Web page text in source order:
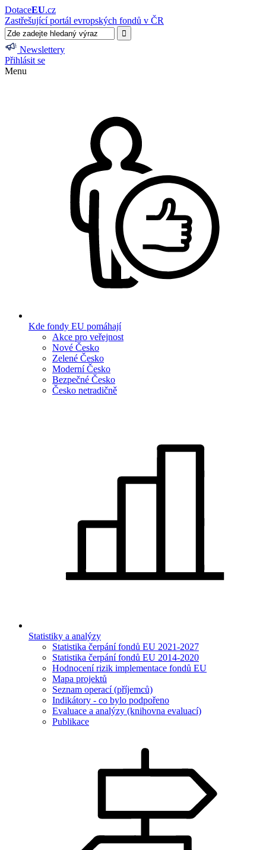
DotaceEU.cz
Zastřešující portál evropských fondů v ČR
Newslettery
Přihlásit se
Menu
Kde fondy EU pomáhají
Akce pro veřejnost
Nové Česko
Zelené Česko
Moderní Česko
Bezpečné Česko
Česko netradičně
Statistiky a analýzy
Statistika čerpání fondů EU 2021-2027
Statistika čerpání fondů EU 2014-2020
Hodnocení rizik implementace fondů EU
Mapa projektů
Seznam operací (příjemců)
Indikátory - co bylo podpořeno
Evaluace a analýzy (knihovna evaluací)
Publikace